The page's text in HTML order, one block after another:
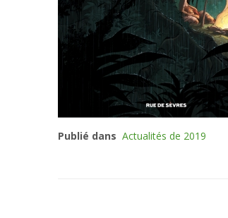
Publié dans Actualités de 2019